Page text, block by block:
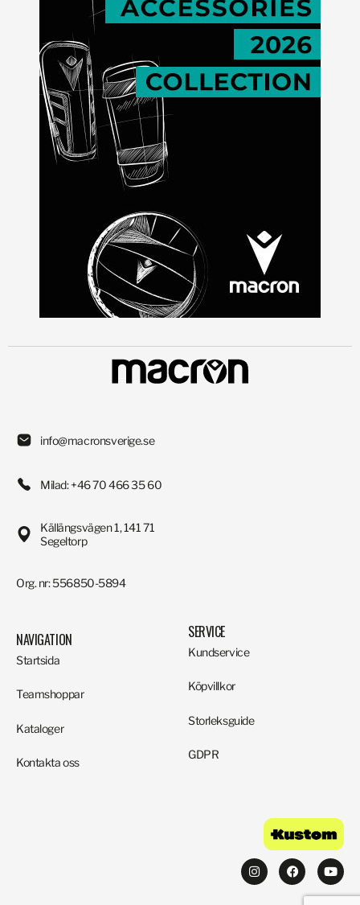
info@macronsverige.se
Milad: +46 70 466 35 60
Källängsvägen 1, 141 71
Segeltorp
Org. nr: 556850-5894
NAVIGATION
Startsida
Teamshoppar
Kataloger
Kontakta oss
SERVICE
Kundservice
Köpvillkor
Storleksguide
GDPR